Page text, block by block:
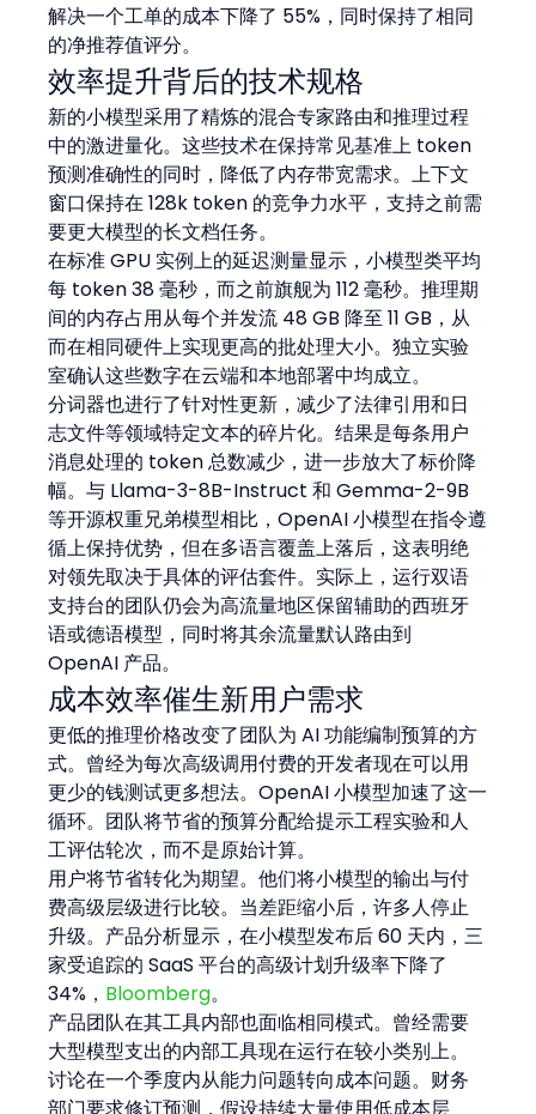
解决一个工单的成本下降了 55%，同时保持了相同
的净推荐值评分。
效率提升背后的技术规格
新的小模型采用了精炼的混合专家路由和推理过程
中的激进量化。这些技术在保持常见基准上 token
预测准确性的同时，降低了内存带宽需求。上下文
窗口保持在 128k token 的竞争力水平，支持之前需
要更大模型的长文档任务。
在标准 GPU 实例上的延迟测量显示，小模型类平均
每 token 38 毫秒，而之前旗舰为 112 毫秒。推理期
间的内存占用从每个并发流 48 GB 降至 11 GB，从
而在相同硬件上实现更高的批处理大小。独立实验
室确认这些数字在云端和本地部署中均成立。
分词器也进行了针对性更新，减少了法律引用和日
志文件等领域特定文本的碎片化。结果是每条用户
消息处理的 token 总数减少，进一步放大了标价降
幅。与 Llama-3-8B-Instruct 和 Gemma-2-9B
等开源权重兄弟模型相比，OpenAI 小模型在指令遵
循上保持优势，但在多语言覆盖上落后，这表明绝
对领先取决于具体的评估套件。实际上，运行双语
支持台的团队仍会为高流量地区保留辅助的西班牙
语或德语模型，同时将其余流量默认路由到
OpenAI 产品。
成本效率催生新用户需求
更低的推理价格改变了团队为 AI 功能编制预算的方
式。曾经为每次高级调用付费的开发者现在可以用
更少的钱测试更多想法。OpenAI 小模型加速了这一
循环。团队将节省的预算分配给提示工程实验和人
工评估轮次，而不是原始计算。
用户将节省转化为期望。他们将小模型的输出与付
费高级层级进行比较。当差距缩小后，许多人停止
升级。产品分析显示，在小模型发布后 60 天内，三
家受追踪的 SaaS 平台的高级计划升级率下降了
34%， Bloomberg。
产品团队在其工具内部也面临相同模式。曾经需要
大型模型支出的内部工具现在运行在较小类别上。
讨论在一个季度内从能力问题转向成本问题。财务
部门要求修订预测，假设持续大量使用低成本层